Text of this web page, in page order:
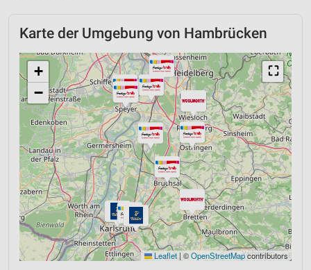
Karte der Umgebung von Hambrücken
⛶
+
−
Leaflet | ©OpenStreetMapcontributors